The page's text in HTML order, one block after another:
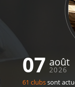
07 août
2026
61 clubssont